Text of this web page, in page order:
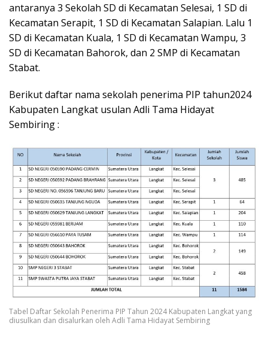
antaranya 3 Sekolah SD di Kecamatan Selesai, 1 SD di
Kecamatan Serapit, 1 SD di Kecamatan Salapian. Lalu 1
SD di Kecamatan Kuala, 1 SD di Kecamatan Wampu, 3
SD di Kecamatan Bahorok, dan 2 SMP di Kecamatan
Stabat.
Berikut daftar nama sekolah penerima PIP tahun2024
Kabupaten Langkat usulan Adli Tama Hidayat
Sembiring :
Tabel Daftar Sekolah Penerima PIP Tahun 2024 Kabupaten Langkat yang
diusulkan dan disalurkan oleh Adli Tama Hidayat Sembiring